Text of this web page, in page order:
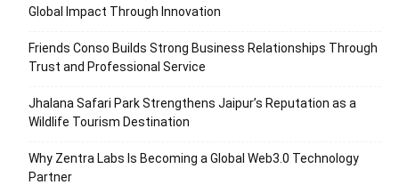
Global Impact Through Innovation
Friends Conso Builds Strong Business Relationships Through
Trust and Professional Service
Jhalana Safari Park Strengthens Jaipur’s Reputation as a
Wildlife Tourism Destination
Why Zentra Labs Is Becoming a Global Web3.0 Technology
Partner